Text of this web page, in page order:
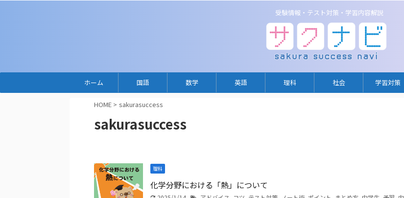
受験情報・テスト対策・学習内容解説
ホーム 国語 数学 英語 理科 社会 学習対策
HOME > sakurasuccess
sakurasuccess
理科
化学分野における「熱」について